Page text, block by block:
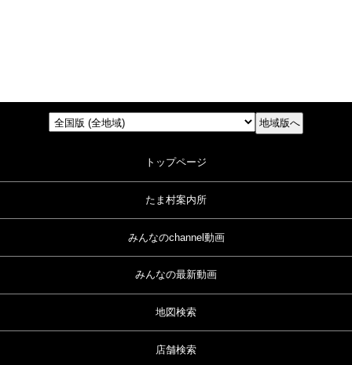
トップページ
たま村案内所
みんなのchannel動画
みんなの最新動画
地図検索
店舗検索